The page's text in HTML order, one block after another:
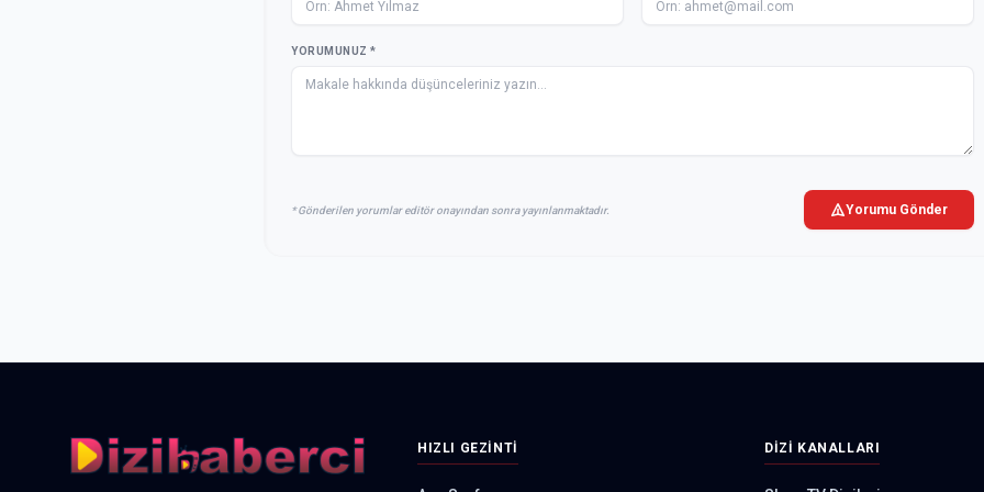
YORUMUNUZ *
* Gönderilen yorumlar editör onayından sonra yayınlanmaktadır. Yorumu Gönder
HIZLI GEZINTI DIZI KANALLARI